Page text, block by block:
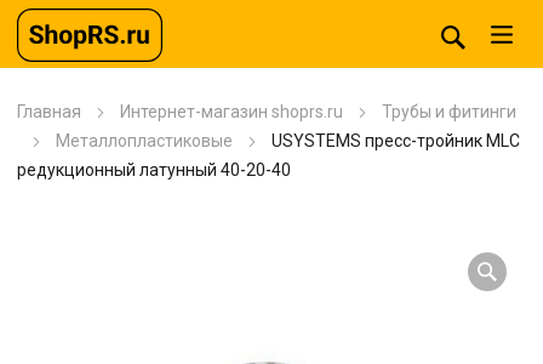
Главная Интернет-магазин shoprs.ru
Трубы и фитинги
Металлопластиковые
USYSTEMS пресс-тройник MLC
редукционный латунный 40-20-40